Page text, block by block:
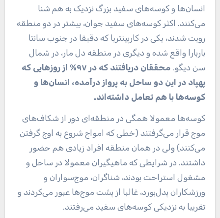
انسان‌ها و کوسه‌های سفید بزرگ نزدیک به هم شنا
می‌کنند. اکثر کوسه‌های سفید جوان، بیشتر در دو منطقه
رویت شدند، یکی در کارپینتریا که دقیقا در جنوب سانتا
باربارا واقع شده و دیگری در منطقه دل مار، در شمال
سن دیگو.
محققان دریافتند که در ۹۷% از روزهایی که
پهپاد در این دو ساحل به پرواز درآمده، انسان‌ها و
کوسه‌ها با هم تعامل داشته‌اند.
کوسه‌ها معمولا همگی در منطقه‌ای دور از شکاف‌های
موج قرار می‌گرفتند (خطی که امواج شروع به اوج گرفتن
می‌کنند) ولی در همان منطقه افراد زیادی هم حضور
داشتند. در شرایطی که ماهیگیران معمولا در ساحل و
مشغول استراحت بودند، شناگران، موج‌سواران و
ورزشکاران پدل‌بورد، غالبا از پشت موج‌ها عبور می‌کردند و
تقریبا به نزدیکی کوسه‌های سفید می‌رفتند.